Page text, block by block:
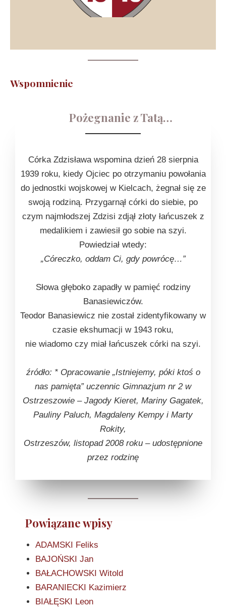
Wspomnienie
Pożegnanie z Tatą…
Córka Zdzisława wspomina dzień 28 sierpnia
1939 roku, kiedy Ojciec po otrzymaniu powołania
do jednostki wojskowej w Kielcach, żegnał się ze
swoją rodziną. Przygarnął córki do siebie, po
czym najmłodszej Zdzisi zdjął złoty łańcuszek z
medalikiem i zawiesił go sobie na szyi.
Powiedział wtedy:
„Córeczko, oddam Ci, gdy powrócę…”
Słowa głęboko zapadły w pamięć rodziny
Banasiewiczów.
Teodor Banasiewicz nie został zidentyfikowany w
czasie ekshumacji w 1943 roku,
nie wiadomo czy miał łańcuszek córki na szyi.
źródło: * Opracowanie „Istniejemy, póki ktoś o
nas pamięta” uczennic Gimnazjum nr 2 w
Ostrzeszowie – Jagody Kieret, Mariny Gagatek,
Pauliny Paluch, Magdaleny Kempy i Marty
Rokity,
Ostrzeszów, listopad 2008 roku – udostępnione
przez rodzinę
Powiązane wpisy
ADAMSKI Feliks
BAJOŃSKI Jan
BAŁACHOWSKI Witold
BARANIECKI Kazimierz
BIAŁĘSKI Leon